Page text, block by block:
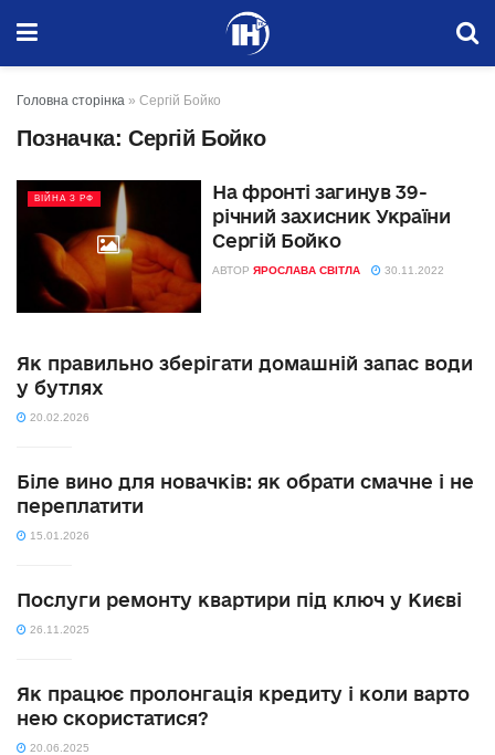
Головна сторінка » Сергій Бойко
Позначка: Сергій Бойко
ВІЙНА З РФ
На фронті загинув 39-
річний захисник України
Сергій Бойко
АВТОР ЯРОСЛАВА СВІТЛА 30.11.2022
Як правильно зберігати домашній запас води
у бутлях
20.02.2026
Біле вино для новачків: як обрати смачне і не
переплатити
15.01.2026
Послуги ремонту квартири під ключ у Києві
26.11.2025
Як працює пролонгація кредиту і коли варто
нею скористатися?
20.06.2025